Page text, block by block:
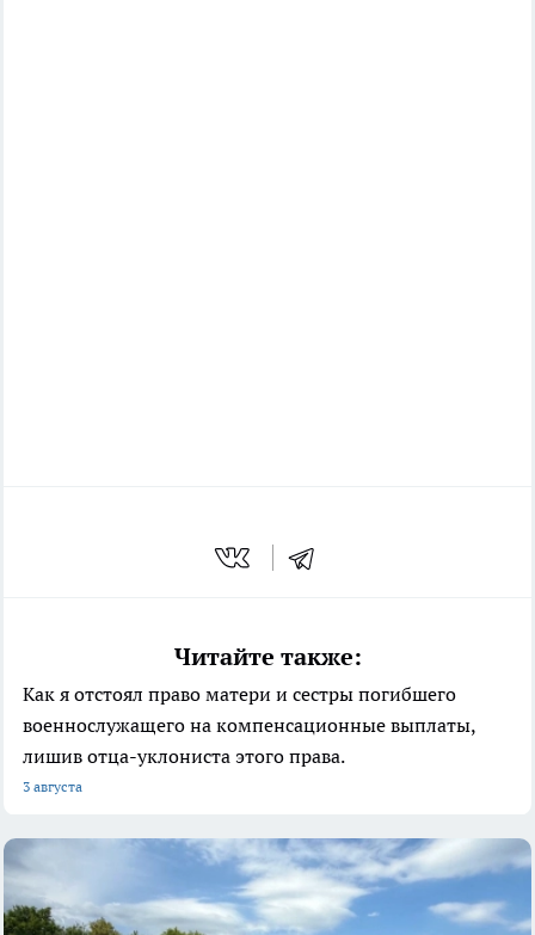
Читайте также:
Как я отстоял право матери и сестры погибшего
военнослужащего на компенсационные выплаты,
лишив отца-уклониста этого права.
3 августа